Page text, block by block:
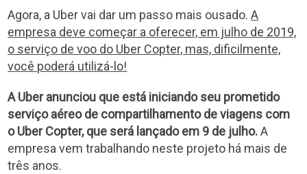
Agora, a Uber vai dar um passo mais ousado.A
empresa deve começar a oferecer, em julho de 2019,
o serviço de voo do Uber Copter, mas, dificilmente,
você poderá utilizá-lo!
A Uber anunciou que está iniciando seu prometido
serviço aéreo de compartilhamento de viagens com
o Uber Copter, que será lançado em 9 de julho.A
empresa vem trabalhando neste projeto há mais de
três anos.